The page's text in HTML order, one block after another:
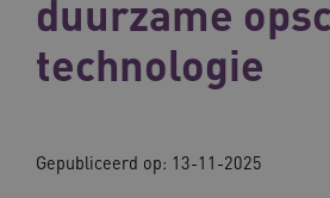
duurzame
technologie
Gepubliceerd op: 13-11-2025